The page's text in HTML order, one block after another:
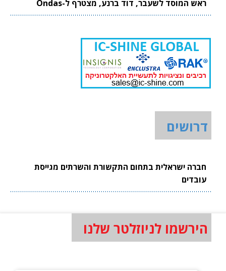
ראש המוסד לשעבר, דוד ברנע, מצטרף ל-Ondas
דרושים
חברה ישראלית בתחום התקשורת והשרתים מגייסת
עובדים
הירשמו לניוזלטר שלנו